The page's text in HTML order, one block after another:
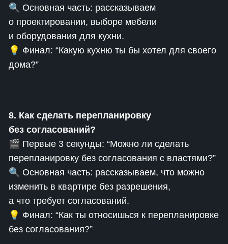
🔍 Основная часть: рассказываем
о проектировании, выборе мебели
и оборудования для кухни.
💡 Финал: “Какую кухню ты бы хотел для своего
дома?”
8. Как сделать перепланировку
без согласований?
🎬 Первые 3 секунды: “Можно ли сделать
перепланировку без согласования с властями?”
🔍 Основная часть: рассказываем, что можно
изменить в квартире без разрешения,
а что требует согласований.
💡 Финал: “Как ты относишься к перепланировке
без согласования?”